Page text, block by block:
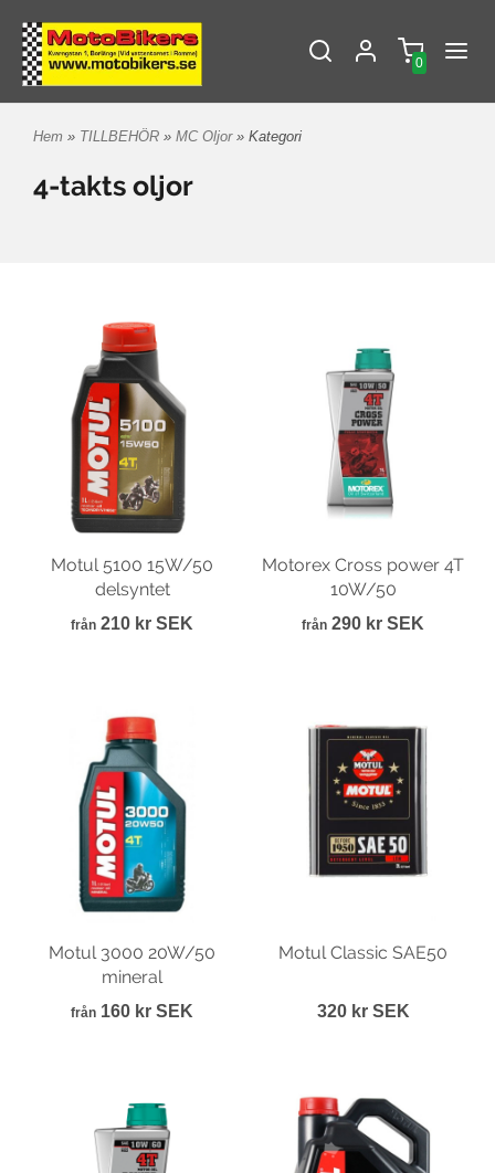
0
Hem » TILLBEHÖR » MC Oljor » Kategori
4-takts oljor
Motul 5100 15W/50
delsyntet
från 210 kr SEK
Motorex Cross power 4T
10W/50
från 290 kr SEK
Motul 3000 20W/50
mineral
från 160 kr SEK
Motul Classic SAE50
320 kr SEK